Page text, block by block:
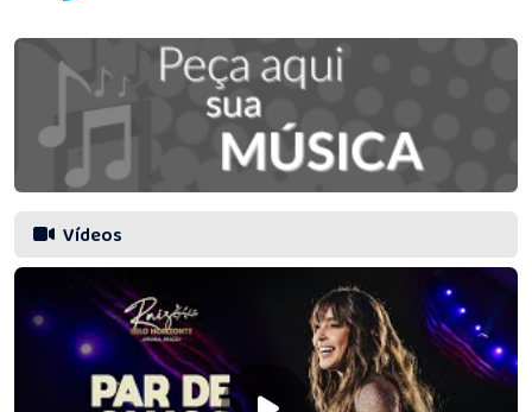
Vídeos
Prefeitura de
Eunápolis